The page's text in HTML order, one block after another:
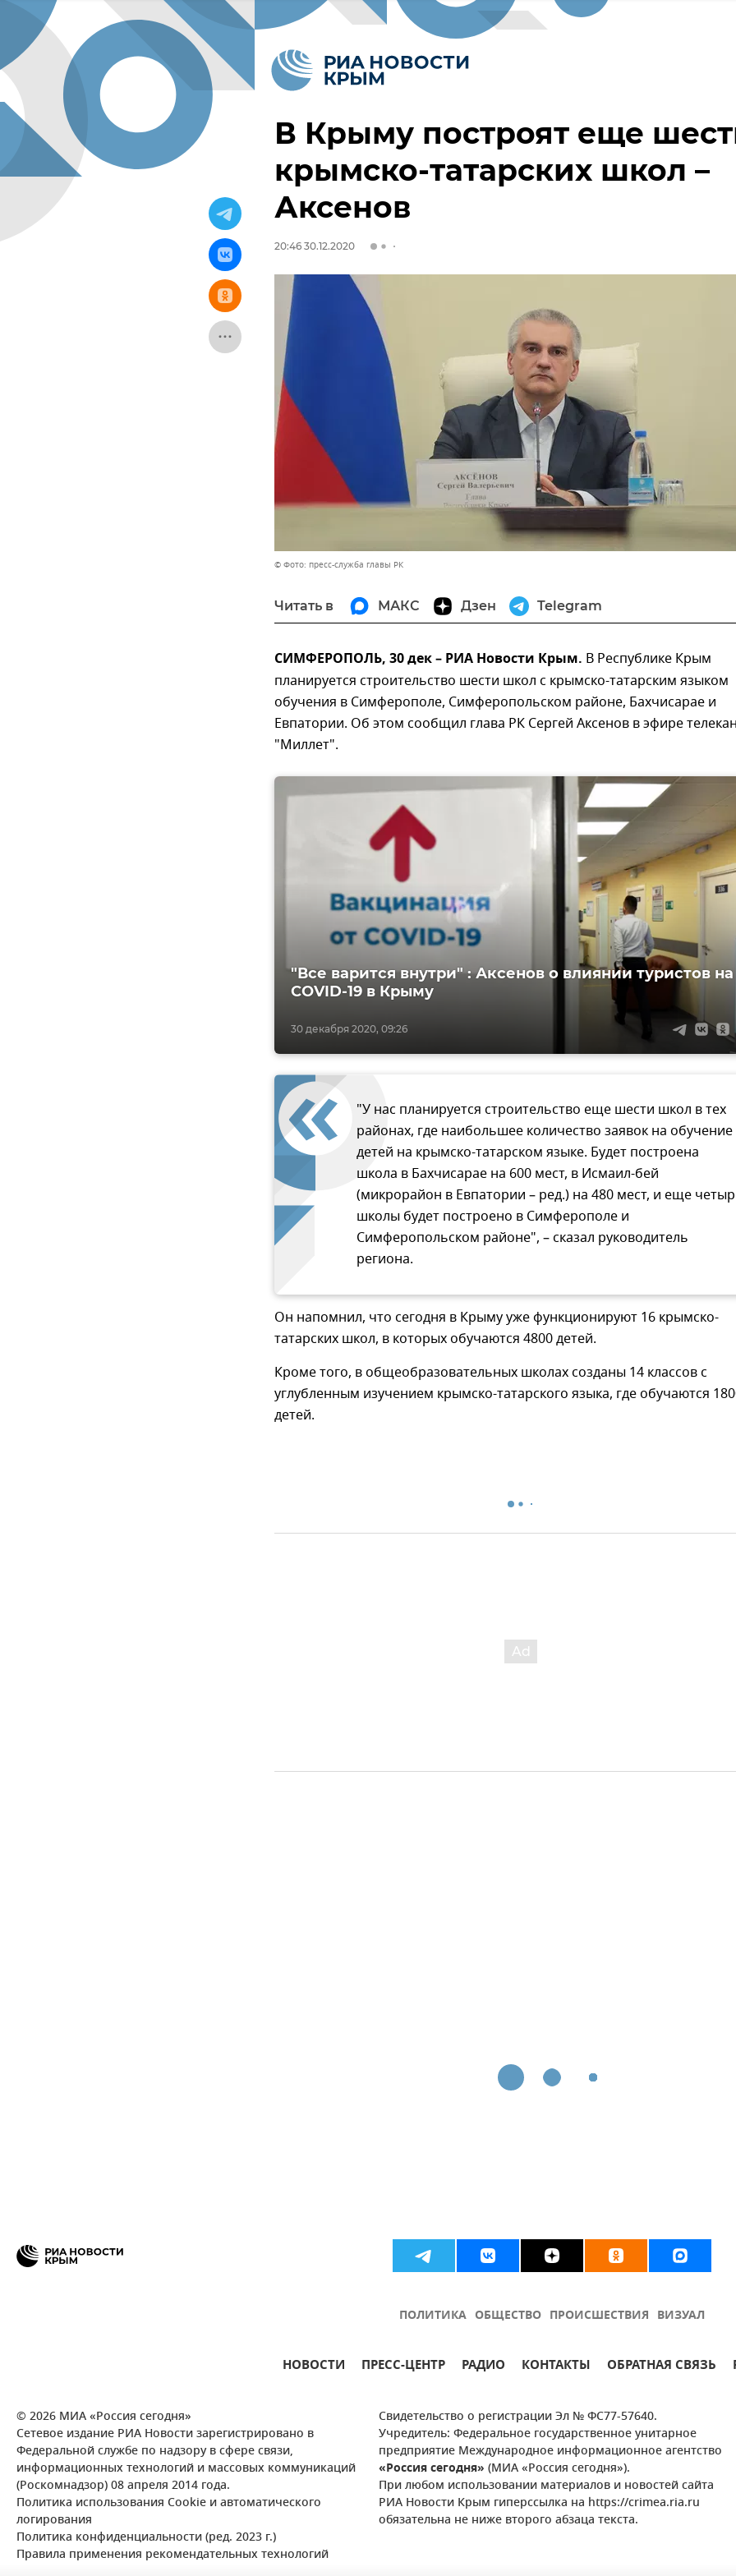
В Крыму построят еще
крымско-татарских школ –
Аксенов
20:46 30.12.2020
© Фото: пресс-служба главы РК
Читать в МАКС Дзен Telegram
СИМФЕРОПОЛЬ, 30 дек – РИА Новости Крым. В Республике Крым
планируется строительство шести школ с крымско-татарским языком
обучения в Симферополе, Симферопольском районе, Бахчисарае и
Евпатории. Об этом сообщил глава РК Сергей Аксенов в эфире
"Миллет".
30 декабря 2020, 09:26
"Все варится внутри" : Аксенов о влиянии туристов на
COVID-19 в Крыму
"У нас планируется строительство еще шести школ в тех
районах, где наибольшее количество заявок на обучение
детей на крымско-татарском языке. Будет построена
школа в Бахчисарае на 600 мест, в Исмаил-бей
(микрорайон в Евпатории – ред.) на 480 мест, и еще
школы будет построено в Симферополе и
Симферопольском районе", – сказал руководитель
региона.
Он напомнил, что сегодня в Крыму уже функционируют 16 крымско-
татарских школ, в которых обучаются 4800 детей.
Кроме того, в общеобразовательных школах созданы 14 классов с
углубленным изучением крымско-татарского языка, где обучаются
детей.
ПОЛИТИКА ОБЩЕСТВО ПРОИСШЕСТВИЯ ВИЗУАЛ
НОВОСТИ ПРЕСС-ЦЕНТР РАДИО КОНТАКТЫ ОБРАТНАЯ СВЯЗЬ
© 2026 МИА «Россия сегодня»
Сетевое издание РИА Новости зарегистрировано в
Федеральной службе по надзору в сфере связи,
информационных технологий и массовых коммуникаций
(Роскомнадзор) 08 апреля 2014 года.
Политика использования Cookie и автоматического
логирования
Политика конфиденциальности (ред. 2023 г.)
Правила применения рекомендательных технологий
Свидетельство о регистрации Эл № ФС77-57640.
Учредитель: Федеральное государственное унитарное
предприятие Международное информационное агентство
«Россия сегодня» (МИА «Россия сегодня»).
При любом использовании материалов и новостей сайта
РИА Новости Крым гиперссылка на https://crimea.ria.ru
обязательна не ниже второго абзаца текста.